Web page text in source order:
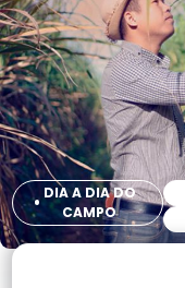
DIA A DIA DO
CAMPO